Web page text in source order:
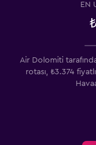
EN
Air Dolomiti
rotası, ₺3.374